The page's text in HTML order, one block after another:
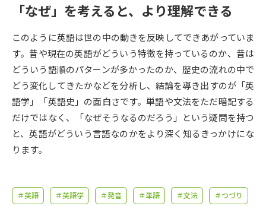
併願校選び 受験スケジュールを立てよう
先輩が入学を決めた理由 テレメール全国一斉進学調査
新生活お役立ちガイド
学問発見 学問検索
「なぜ」を考えると、より理解できる
このように英語は世の中の動きを反映してできあがっていま
す。昔や現在の英語がどういう特徴を持っているのか、昔は
どういう語順のパターンが多かったのか、歴史の流れの中で
どう変化してきたかなどを分析し、結論を導き出すのが「英
語学」「英語史」の面白さです。単語や文法をただ暗記する
だけではなく、「なぜそうなるのだろう」という疑問を持つ
と、英語がどういう言語なのかをより深く知るきっかけにな
ります。
＃英語 ＃英語学 ＃発音 ＃単語 ＃文法 ＃つづり